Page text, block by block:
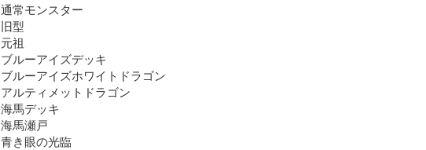
通常モンスター
旧型
元祖
ブルーアイズデッキ
ブルーアイズホワイトドラゴン
アルティメットドラゴン
海馬デッキ
海馬瀬戸
青き眼の光臨